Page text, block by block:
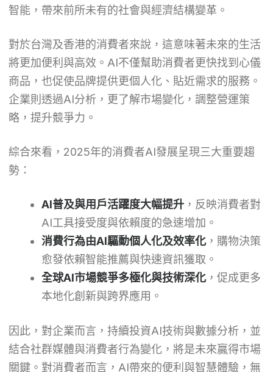
智能，帶來前所未有的社會與經濟結構變革。
對於台灣及香港的消費者來說，這意味著未來的生活
將更加便利與高效。AI不僅幫助消費者更快找到心儀
商品，也促使品牌提供更個人化、貼近需求的服務。
企業則透過AI分析，更了解市場變化，調整營運策
略，提升競爭力。
綜合來看，2025年的消費者AI發展呈現三大重要趨
勢：
AI普及與用戶活躍度大幅提升，反映消費者對
AI工具接受度與依賴度的急速增加。
消費行為由AI驅動個人化及效率化，購物決策
愈發依賴智能推薦與快速資訊獲取。
全球AI市場競爭多極化與技術深化，促成更多
本地化創新與跨界應用。
因此，對企業而言，持續投資AI技術與數據分析，並
結合社群媒體與消費者行為變化，將是未來贏得市場
關鍵。對消費者而言，AI帶來的便利與智慧體驗，無